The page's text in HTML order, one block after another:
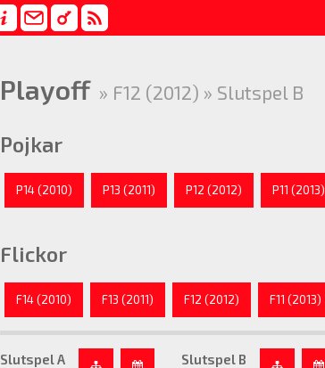
Playoff » F12 (2012) » Slutspel B
Pojkar
P14 (2010) P13 (2011) P12 (2012) P11 (2013)
Flickor
F14 (2010) F13 (2011) F12 (2012) F11 (2013)
Slutspel A Slutspel B